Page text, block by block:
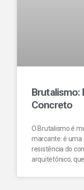
Brutalismo:
Concreto
O Brutalismo é
marcante: é uma
resistência do
arquitetônico, que